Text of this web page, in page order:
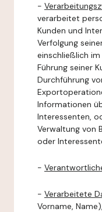
-
verarbeitet
Kunden und
Verfolgung
einschließlich
Führung seiner
Durchführung
Informationen
Interessenten,
Verwaltung von
oder
-
- Verarbeitete
Vorname,